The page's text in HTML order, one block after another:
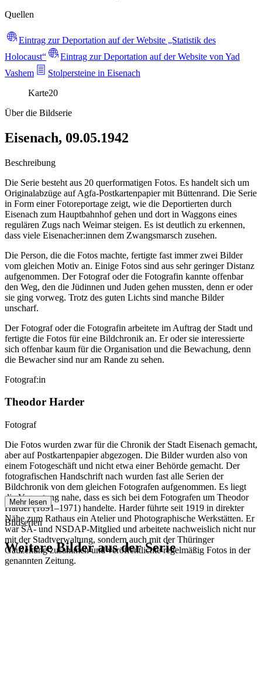
Quellen
Eintrag zur Deportation auf der Website „Statistik des
Holocaust“
Eintrag zur Deportation auf der Website von Yad
Vashem
Stolpersteine in Eisenach
Karte20
Über die Bildserie
Eisenach, 09.05.1942
Beschreibung
Die Serie besteht aus 20 querformatigen Fotos. Es handelt sich um
Originalabzüge auf Agfa-Postkartenpapier mit Büttenrand. Die Serie
in Form einer Fotoreportage zeigt, wie die Deportierten durch
Eisenach zum Hauptbahnhof gehen und dort in Waggons eines
regulären Zugs nach Weimar steigen. Es ist deutlich zu erkennen,
dass viele Eisenacher:innen dem Zwangsmarsch zusehen.
Die Person, die die Fotos machte, fertigte fast immer zwei Bilder
vom gleichen Motiv an. Einige Fotos sind aus sehr geringer Distanz
aufgenommen. Der Fotograf oder die Fotografin kannte offenbar
den Weg, den die Jüdinnen und Juden gehen mussten, denn er oder
sie ging vorweg. Trotz des guten Lichts sind manche Bilder
unscharf.
Der Fotograf oder die Fotografin arbeitete im Auftrag der Stadt und
fertigte die Fotos für eine Bildchronik an. Er oder sie interessierte
sich offenbar kaum für die Organisation und die Bewachung, denn
die Bewacher sind nur am Rande zu sehen.
Fotograf:in
Theodor Harder
Fotograf
Die Fotos wurden zwar für die Chronik der Stadt Eisenach gemacht,
aber auf Postkartenpapier abgezogen. Die Bilder wurden also von
einem Fotogeschäft und nicht etwa einer Behörde gemacht. Der
fotografischen Handschrift nach wurden fast alle Serien der
Bildchronik von dem gleichen Fotografen aufgenommen. Es liegt
die Vermutung nahe, dass es sich bei dem Fotografen um Theodor
Harder (1891–1971) handelte. Harder führte seit 1919 in direkter
Nähe zum Rathaus ein Atelier und Photographische Werkstätten. Er
war SA- und NSDAP-Mitglied und arbeitete nachweislich nicht nur
mit der Stadtverwaltung, sondern auch mit der Thüringer
Gauzeitung zusammen und veröffentlichte regelmäßig Fotos in der
genannten Zeitung.
Mehr lesen
Bildserien
Weitere Bilder aus der Serie